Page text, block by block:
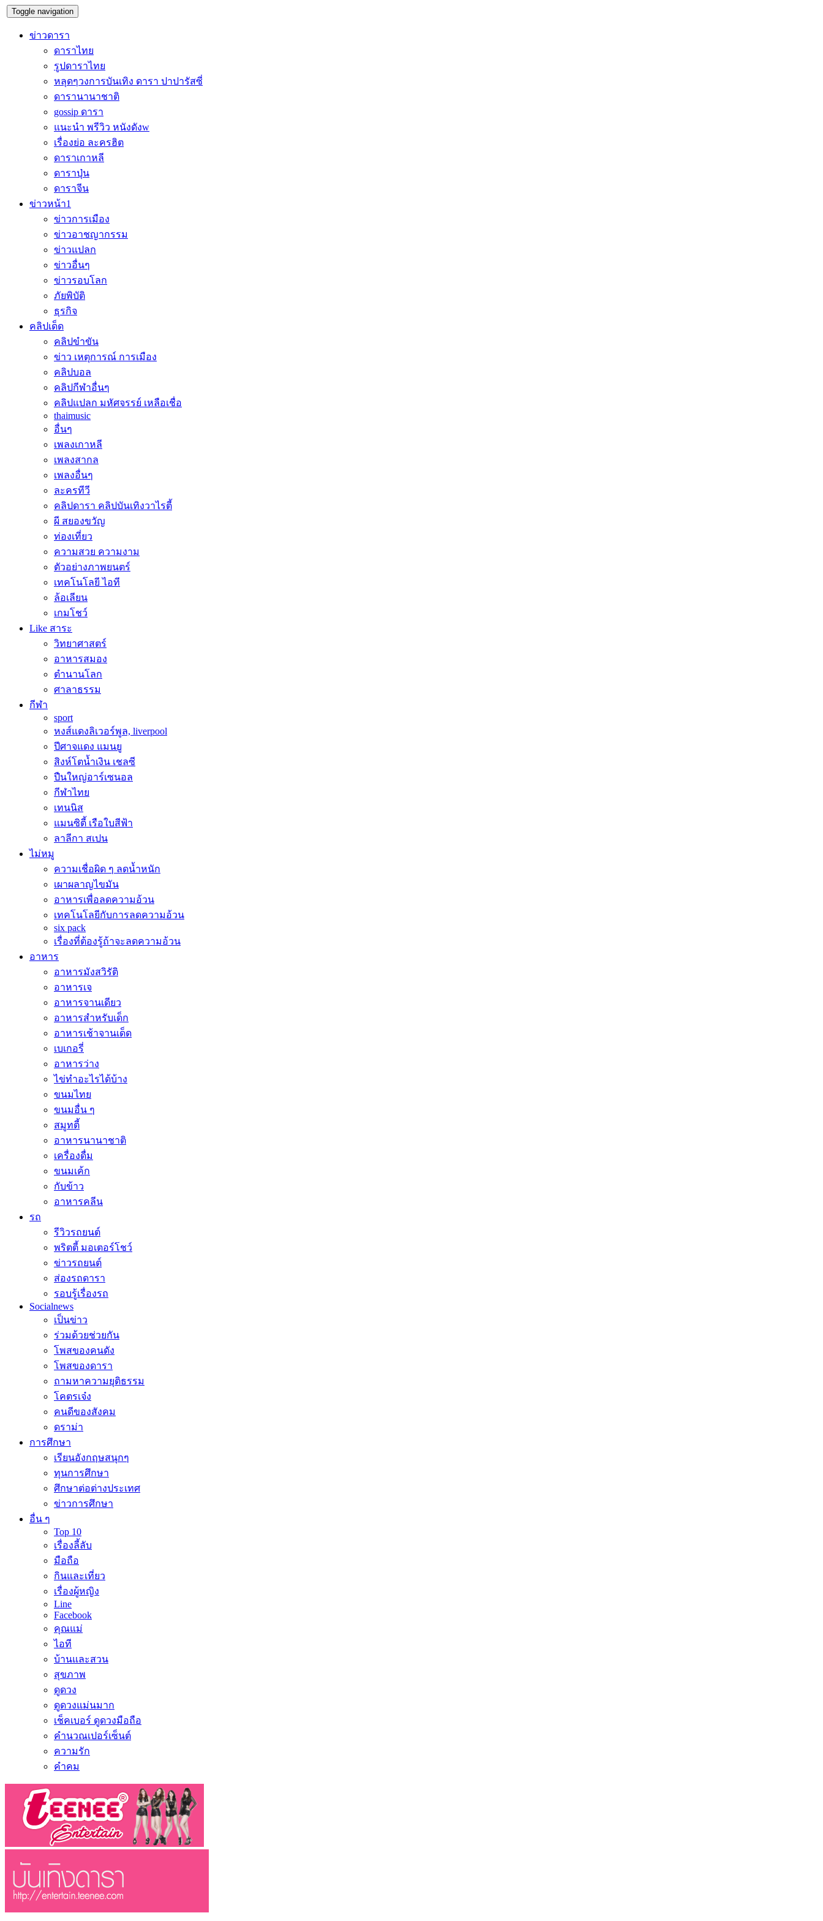
Toggle navigation
ข่าวดารา
ดาราไทย
รูปดาราไทย
หลุดๆวงการบันเทิง ดารา ปาปารัสซี่
ดารานานาชาติ
gossip ดารา
แนะนำ พรีวิว หนังดังw
เรื่องย่อ ละครฮิต
ดาราเกาหลี
ดาราปุ่น
ดาราจีน
ข่าวหน้า1
ข่าวการเมือง
ข่าวอาชญากรรม
ข่าวแปลก
ข่าวอื่นๆ
ข่าวรอบโลก
ภัยพิบัติ
ธุรกิจ
คลิปเด็ด
คลิปขำขัน
ข่าว เหตุการณ์ การเมือง
คลิปบอล
คลิปกีฬาอื่นๆ
คลิปแปลก มหัศจรรย์ เหลือเชื่อ
thaimusic
อื่นๆ
เพลงเกาหลี
เพลงสากล
เพลงอื่นๆ
ละครทีวี
คลิปดารา คลิปบันเทิงวาไรตี้
ผี สยองขวัญ
ท่องเที่ยว
ความสวย ความงาม
ตัวอย่างภาพยนตร์
เทคโนโลยี ไอที
ล้อเลียน
เกมโชว์
Like สาระ
วิทยาศาสตร์
อาหารสมอง
ตำนานโลก
ศาลาธรรม
กีฬา
sport
หงส์แดงลิเวอร์พูล, liverpool
ปีศาจแดง แมนยู
สิงห์โตน้ำเงิน เชลซี
ปืนใหญ่อาร์เซนอล
กีฬาไทย
เทนนิส
แมนซิตี้ เรือใบสีฟ้า
ลาลีกา สเปน
ไม่หมู
ความเชื่อผิด ๆ ลดน้ำหนัก
เผาผลาญไขมัน
อาหารเพื่อลดความอ้วน
เทคโนโลยีกับการลดความอ้วน
six pack
เรื่องที่ต้องรู้ถ้าจะลดความอ้วน
อาหาร
อาหารมังสวิรัติ
อาหารเจ
อาหารจานเดียว
อาหารสำหรับเด็ก
อาหารเช้าจานเด็ด
เบเกอรี่
อาหารว่าง
ไข่ทำอะไรได้บ้าง
ขนมไทย
ขนมอื่น ๆ
สมูทตี้
อาหารนานาชาติ
เครื่องดื่ม
ขนมเค้ก
กับข้าว
อาหารคลีน
รถ
รีวิวรถยนต์
พริตตี้ มอเตอร์โชว์
ข่าวรถยนต์
ส่องรถดารา
รอบรู้เรื่องรถ
Socialnews
เป็นข่าว
ร่วมด้วยช่วยกัน
โพสของคนดัง
โพสของดารา
ถามหาความยุติธรรม
โคตรเจ๋ง
คนดีของสังคม
ดราม่า
การศึกษา
เรียนอังกฤษสนุกๆ
ทุนการศึกษา
ศึกษาต่อต่างประเทศ
ข่าวการศึกษา
อื่น ๆ
Top 10
เรื่องลี้ลับ
มือถือ
กินและเที่ยว
เรื่องผู้หญิง
Line
Facebook
คุณแม่
ไอที
บ้านและสวน
สุขภาพ
ดูดวง
ดูดวงแม่นมาก
เช็คเบอร์ ดูดวงมือถือ
คำนวณเปอร์เซ็นต์
ความรัก
คำคม